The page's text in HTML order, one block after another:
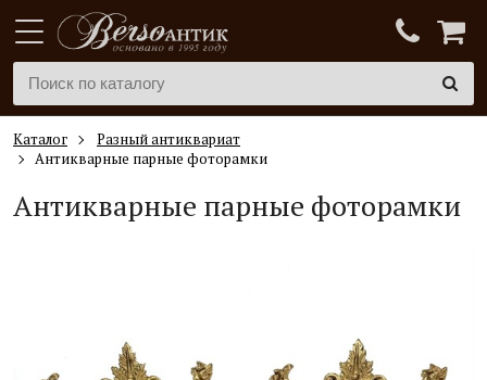
Каталог
Разный антиквариат
Антикварные парные фоторамки
Антикварные парные фоторамки